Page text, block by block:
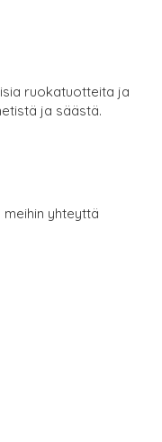
ruokatuotteita ja
ja säästä.
yhteyttä